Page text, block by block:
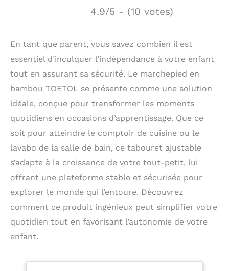
4.9/5 - (10 votes)
En tant que parent, vous savez combien il est
essentiel d’inculquer l’indépendance à votre enfant
tout en assurant sa sécurité. Le marchepied en
bambou TOETOL se présente comme une solution
idéale, conçue pour transformer les moments
quotidiens en occasions d’apprentissage. Que ce
soit pour atteindre le comptoir de cuisine ou le
lavabo de la salle de bain, ce tabouret ajustable
s’adapte à la croissance de votre tout-petit, lui
offrant une plateforme stable et sécurisée pour
explorer le monde qui l’entoure. Découvrez
comment ce produit ingénieux peut simplifier votre
quotidien tout en favorisant l’autonomie de votre
enfant.